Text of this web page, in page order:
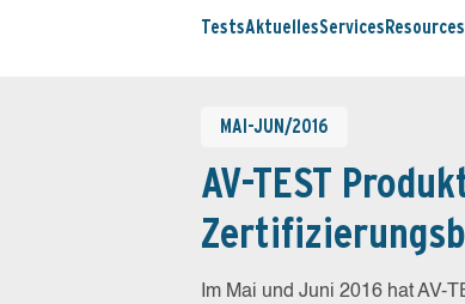
TestsAktuellesServices Resources
MAI-JUN/2016
AV-TEST
Im Mai und Juni 2016 hat AV-